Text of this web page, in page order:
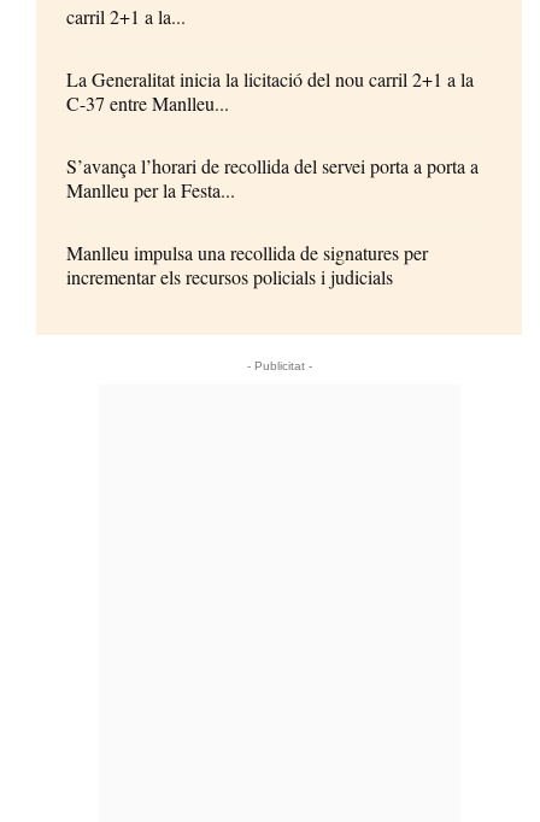
carril 2+1 a la...
La Generalitat inicia la licitació del nou carril 2+1 a la
C-37 entre Manlleu...
S’avança l’horari de recollida del servei porta a porta a
Manlleu per la Festa...
Manlleu impulsa una recollida de signatures per
incrementar els recursos policials i judicials
- Publicitat -